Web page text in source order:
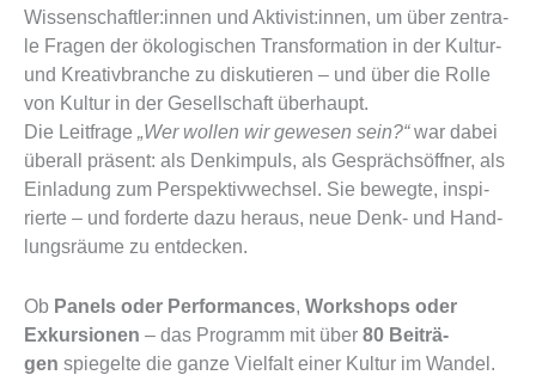
Wissenschaftler:innen und Aktivist:innen, um über zen­tra­
le Fra­gen der öko­lo­gi­schen Trans­for­ma­ti­on in der Kul­tur-
und Krea­tiv­bran­che zu dis­ku­tie­ren – und über die Rol­le
von Kul­tur in der Gesell­schaft über­haupt.
Die Leit­fra­ge
„Wer wol­len wir gewe­sen sein?“war dabei
über­all prä­sent: als Denk­im­puls, als Gesprächs­öff­ner, als
Ein­la­dung zum Per­spek­tiv­wech­sel. Sie beweg­te, inspi­
rier­te – und for­der­te dazu her­aus, neue Denk- und Hand­
lungs­räu­me zu ent­de­cken.
Ob Panels oder Per­for­man­ces, Work­shops oder
Exkur­sio­nen – das Pro­gramm mit über 80 Bei­trä­
gen spie­gel­te die gan­ze Viel­falt einer Kul­tur im Wan­del.